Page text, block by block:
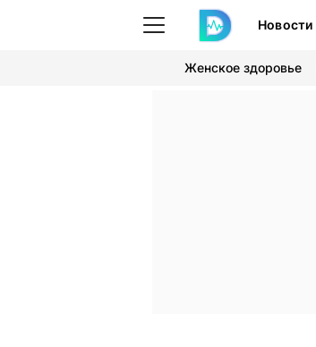
Новости
Женское здоровье